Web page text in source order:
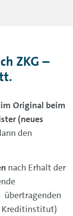
ZKG –
Original beim
(neues
den
nach Erhalt der
übertragenden
Kreditinstitut)